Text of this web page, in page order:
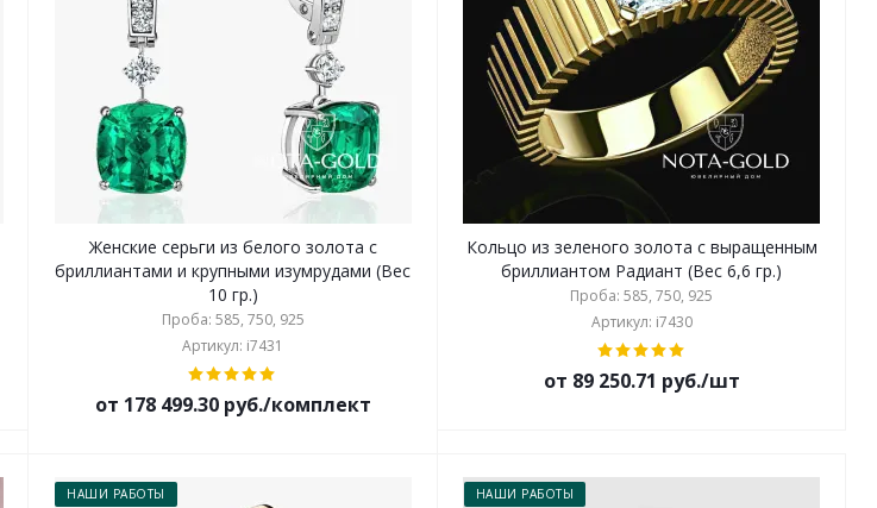
Женские серьги из белого золота с
бриллиантами и крупными изумрудами (Вес
10 гр.)
Проба: 585, 750, 925
Артикул: i7431
от 178 499.30 руб./комплект
Кольцо из зеленого золота с выращенным
бриллиантом Радиант (Вес 6,6 гр.)
Проба: 585, 750, 925
Артикул: i7430
от 89 250.71 руб./шт
НАШИ РАБОТЫ НАШИ РАБОТЫ